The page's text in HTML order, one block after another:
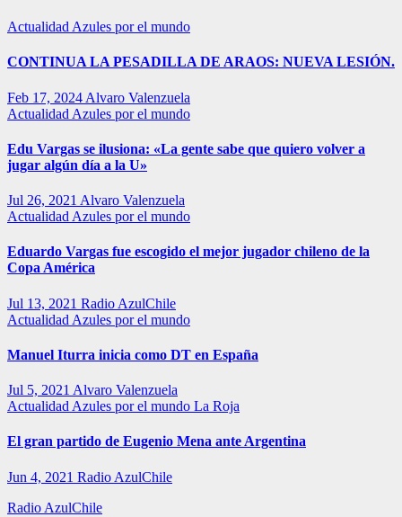
Actualidad Azules por el mundo
CONTINUA LA PESADILLA DE ARAOS: NUEVA LESIÓN.
Feb 17, 2024 Alvaro Valenzuela
Actualidad Azules por el mundo
Edu Vargas se ilusiona: «La gente sabe que quiero volver a
jugar algún día a la U»
Jul 26, 2021 Alvaro Valenzuela
Actualidad Azules por el mundo
Eduardo Vargas fue escogido el mejor jugador chileno de la
Copa América
Jul 13, 2021 Radio AzulChile
Actualidad Azules por el mundo
Manuel Iturra inicia como DT en España
Jul 5, 2021 Alvaro Valenzuela
Actualidad Azules por el mundo La Roja
El gran partido de Eugenio Mena ante Argentina
Jun 4, 2021 Radio AzulChile
Radio AzulChile